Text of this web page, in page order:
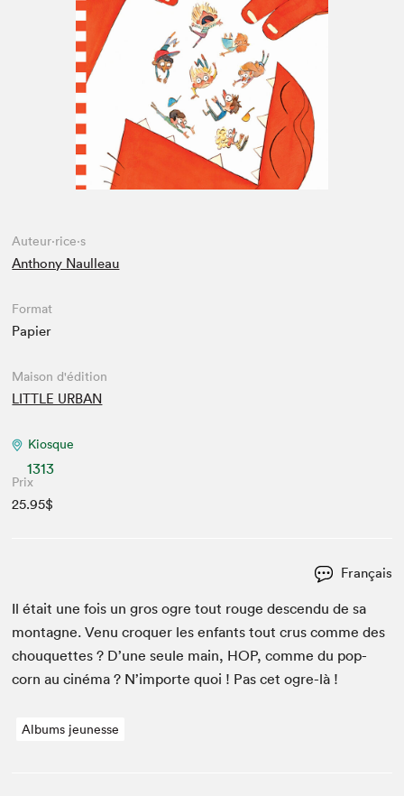
Espace médias
Auteur·rice·s
Anthony Naulleau
Format
Papier
Maison d'édition
LITTLE URBAN
Kiosque
1313
Prix
25.95$
Français
Il était une fois un gros ogre tout rouge descen­du de sa
mon­tagne. Venu cro­quer les enfants tout crus comme des
chou­quettes ? D’une seule main, HOP, comme du pop-
corn au ciné­ma ? N’im­porte quoi ! Pas cet ogre-là !
Albums jeunesse